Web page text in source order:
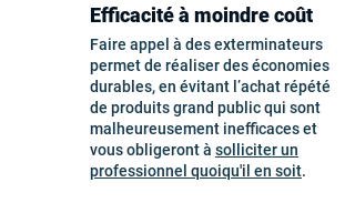
Efficacité à moindre coût
Faire appel à des exterminateurs
permet de réaliser des économies
durables, en évitant l’achat répété
de produits grand public qui sont
malheureusement inefficaces et
vous obligeront à solliciter un
professionnel quoiqu'il en soit.